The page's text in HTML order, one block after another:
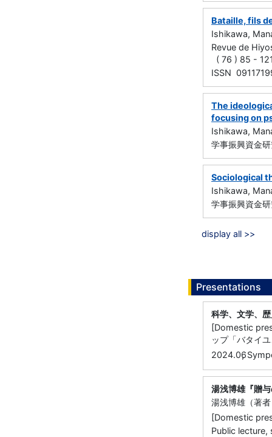
Bataille, fils
Ishikawa,
Revue de
( 76 ) 85 -
ISSN
The
focusing on
Ishikawa,
学事振興資金
Sociological
Ishikawa,
学事振興資金
display all >>
Presentations
科学、文学、
[Domestic
ップ「バタイ
2024.06
,
湯浅博雄『贈
湯浅博雄（著
[Domestic
Public lecture,